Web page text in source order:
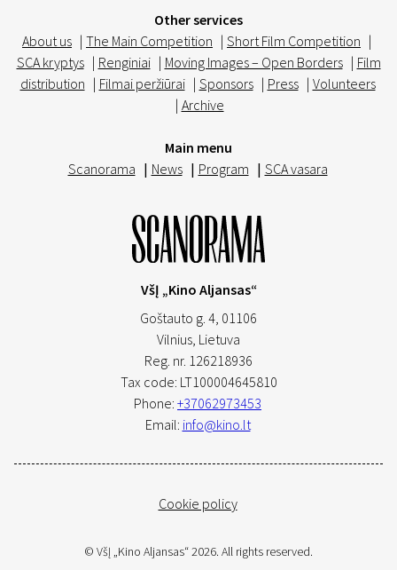
Other services
About us | The Main Competition | Short Film Competition |
SCA kryptys | Renginiai | Moving Images – Open Borders | Film
distribution | Filmai peržiūrai | Sponsors | Press | Volunteers
| Archive
Main menu
Scanorama | News | Program | SCA vasara
VšĮ „Kino Aljansas“
Goštauto g. 4, 01106
Vilnius, Lietuva
Reg. nr. 126218936
Tax code: LT100004645810
Phone: +37062973453
Email: info@kino.lt
Cookie policy
© VšĮ „Kino Aljansas“ 2026. All rights reserved.